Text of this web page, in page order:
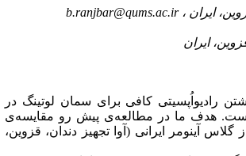
b.ranjbar@qums.ac.ir
رادیواُپسیتی کافی برای سمان لوتینگ در
است. هدف ما در مطالعه‌ی پیش رو مقایسه‌ی
گلاس آینومر ایرانی (آوا تجهیز دندان، قزوین،